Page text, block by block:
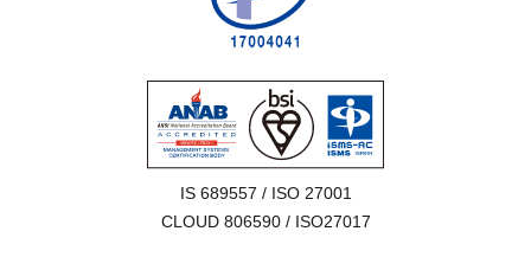
IS 689557 / ISO 27001
CLOUD 806590 / ISO27017